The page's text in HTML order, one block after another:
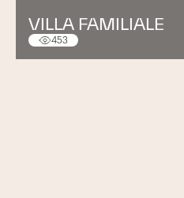
VILLA FAMILIALE
453